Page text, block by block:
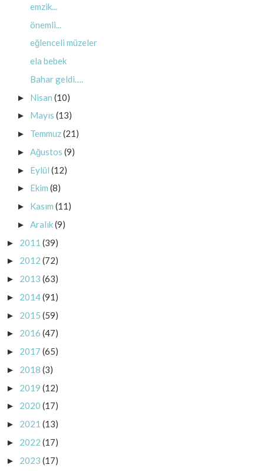
emzik...
önemli...
eğlenceli müzeler
ela bebek
Bahar geldi….
► Nisan (10)
► Mayıs (13)
► Temmuz(21)
► Ağustos (9)
► Eylül (12)
► Ekim (8)
► Kasım (11)
► Aralık(9)
► 2011 (39)
► 2012 (72)
► 2013 (63)
► 2014(91)
► 2015 (59)
► 2016 (47)
► 2017 (65)
► 2018 (3)
► 2019 (12)
► 2020 (17)
► 2021 (13)
► 2022 (17)
► 2023 (17)